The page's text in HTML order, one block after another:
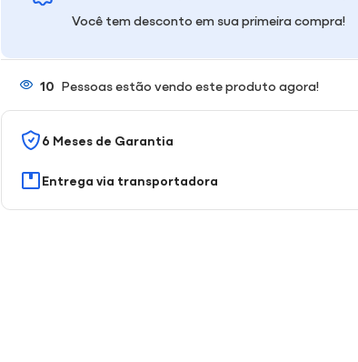
Você tem desconto em sua primeira compra!
10 Pessoas estão vendo este produto agora!
6 Meses de Garantia
Entrega via transportadora